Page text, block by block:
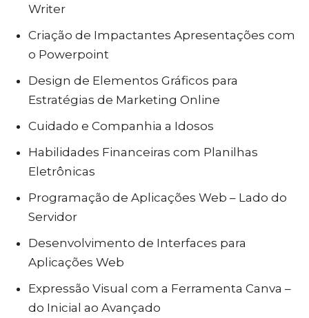
Writer
Criação de Impactantes Apresentações com
o Powerpoint
Design de Elementos Gráficos para
Estratégias de Marketing Online
Cuidado e Companhia a Idosos
Habilidades Financeiras com Planilhas
Eletrônicas
Programação de Aplicações Web – Lado do
Servidor
Desenvolvimento de Interfaces para
Aplicações Web
Expressão Visual com a Ferramenta Canva –
do Inicial ao Avançado